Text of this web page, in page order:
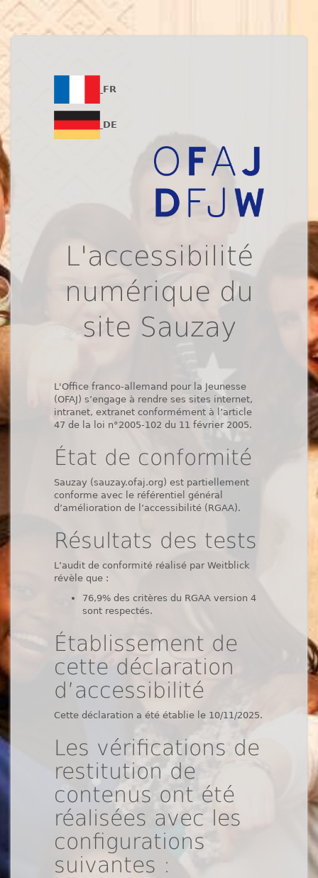
FR
DE
L'accessibilité
numérique du
site Sauzay
L'Office franco-allemand pour la Jeunesse
(OFAJ) s’engage à rendre ses sites internet,
intranet, extranet conformément à l’article
47 de la loi n°2005-102 du 11 février 2005.
État de conformité
Sauzay (sauzay.ofaj.org) est partiellement
conforme avec le référentiel général
d’amélioration de l’accessibilité (RGAA).
Résultats des tests
L’audit de conformité réalisé par Weitblick
révèle que :
76,9% des critères du RGAA version 4
sont respectés.
Établissement de
cette déclaration
d’accessibilité
Cette déclaration a été établie le 10/11/2025.
Les vérifications de
restitution de
contenus ont été
réalisées avec les
configurations
suivantes :